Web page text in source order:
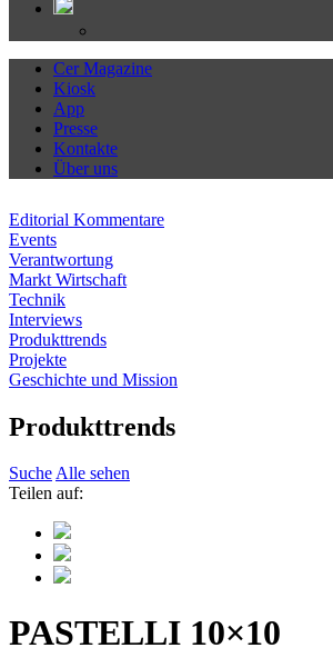
Cer Magazine
Kiosk
App
Presse
Kontakte
Über uns
Editorial Kommentare
Events
Verantwortung
Markt Wirtschaft
Technik
Interviews
Produkttrends
Projekte
Geschichte und Mission
Produkttrends
SucheAlle sehen
Teilen auf:
PASTELLI 10×10